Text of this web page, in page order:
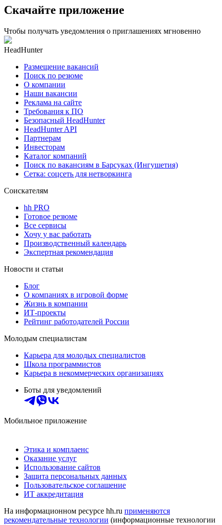
Скачайте приложение
Чтобы получать уведомления о приглашениях мгновенно
HeadHunter
Размещение вакансий
Поиск по резюме
О компании
Наши вакансии
Реклама на сайте
Требования к ПО
Безопасный HeadHunter
HeadHunter API
Партнерам
Инвесторам
Каталог компаний
Поиск по вакансиям в Барсуках (Ингушетия)
Сетка: соцсеть для нетворкинга
Соискателям
hh PRO
Готовое резюме
Все сервисы
Хочу у вас работать
Производственный календарь
Экспертная рекомендация
Новости и статьи
Блог
О компаниях в игровой форме
Жизнь в компании
ИТ-проекты
Рейтинг работодателей России
Молодым специалистам
Карьера для молодых специалистов
Школа программистов
Карьера в некоммерческих организациях
Боты для уведомлений
Мобильное приложение
Этика и комплаенс
Оказание услуг
Использование сайтов
Защита персональных данных
Пользовательское соглашение
ИТ аккредитация
На информационном ресурсе hh.ru применяются
рекомендательные технологии (информационные технологии